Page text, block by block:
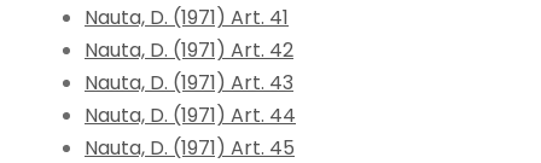
Nauta, D. (1971) Art. 41
Nauta, D. (1971) Art. 42
Nauta, D. (1971) Art. 43
Nauta, D. (1971) Art. 44
Nauta, D. (1971) Art. 45